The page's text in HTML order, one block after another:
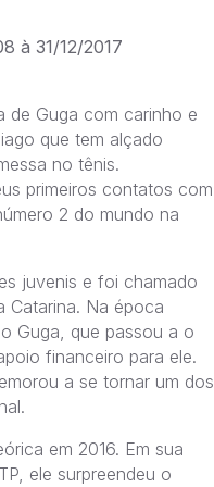
à 31/12/2017
de Guga com carinho e
que tem alçado
no tênis.
primeiros contatos com
2 do mundo na
juvenis e foi chamado
Catarina. Na época
Guga, que passou a o
financeiro para ele.
a se tornar um dos
em 2016. Em sua
ele surpreendeu o